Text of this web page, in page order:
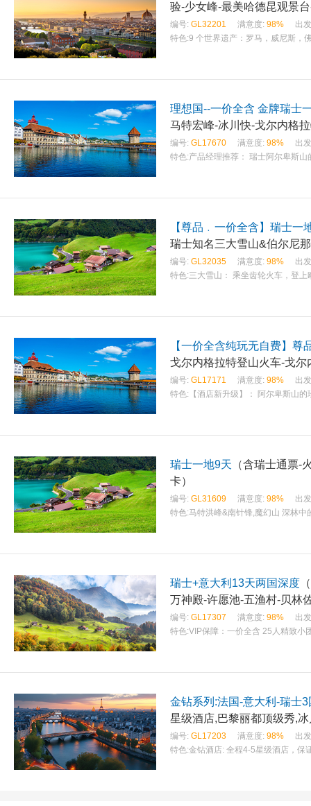
验-少女峰-最美哈德昆观景
编号: GL32201 满意度: 98%
出
特色:9 个世界遗产：罗马，威尼斯，
理想国--一价全含 金牌瑞士
马特宏峰-冰川快-戈尔内格
编号: GL17670 满意度: 98%
出
特色:产品经理推荐： 瑞士阿尔卑斯
【尊品﹒一价全含】瑞士一
瑞士知名三大雪山&伯尔尼
编号: GL32035 满意度: 98%
出
特色:三大雪山： 乘坐齿轮火车，登
【一价全含纯玩无自费】尊
戈尔内格拉特登山火车-戈
编号: GL17171 满意度: 98%
出
特色: 【酒店新升级】： 阿尔卑斯山
瑞士一地9天 （含瑞士通票-
卡）
编号: GL31609 满意度: 98%
出
特色:马特洪峰&南针锋,魔幻山 深林
瑞士+意大利13天两国深度
万神殿-许愿池-五渔村-贝林
编号: GL17307 满意度: 98%
出
特色:VIP保障：一价全含 25人精致小
金钻系列:法国-意大利-瑞士
星级酒店,巴黎丽都顶级秀,
编号: GL17203 满意度: 98%
出
特色:金钻酒店: 全程4-5星级酒店，保